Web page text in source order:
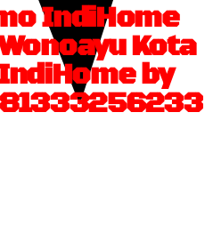
IndiHome
Kota
by